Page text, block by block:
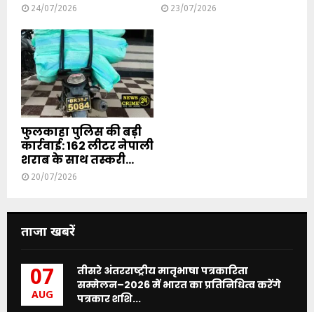
24/07/2026 23/07/2026
फुलकाहा पुलिस की बड़ी
कार्रवाई: 162 लीटर नेपाली
शराब के साथ तस्करी...
20/07/2026
ताजा खबरें
07
AUG
तीसरे अंतरराष्ट्रीय मातृभाषा पत्रकारिता
सम्मेलन–2026 में भारत का प्रतिनिधित्व करेंगे
पत्रकार शशि...